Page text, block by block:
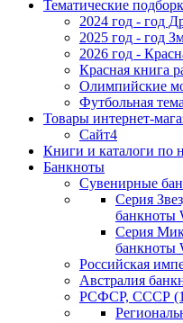
Тематические
2024 год - год
2025 год - год
2026 год -
Красная книга
Олимпийские
Футбольная
Товары интернет-
Сайт4
Книги и каталоги по
Банкноты
Сувенирные
Серия
банкноты
Серия
банкноты
Российская
Австралия
РСФСР, СССР